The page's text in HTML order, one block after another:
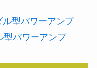
型パワーアンプ